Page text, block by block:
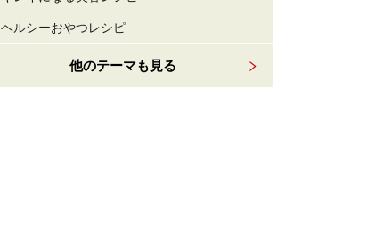
ヘルシーおやつレシピ
他のテーマも見る